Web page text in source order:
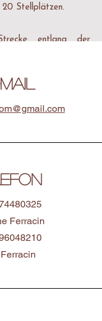
Stellplätzen.
entlang der
für Mountainbikes
Ferracin